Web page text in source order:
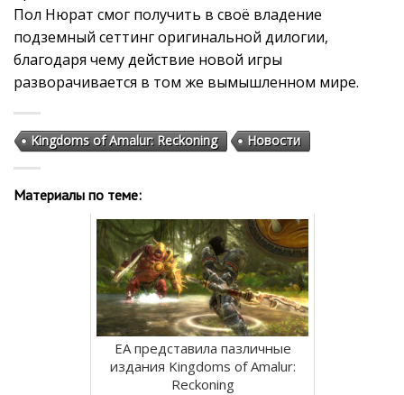
Пол Нюрат смог получить в своё владение
подземный сеттинг оригинальной дилогии,
благодаря чему действие новой игры
разворачивается в том же вымышленном мире.
Kingdoms of Amalur: Reckoning Новости
Материалы по теме:
EA представила пазличные
издания Kingdoms of Amalur:
Reckoning